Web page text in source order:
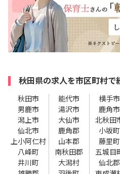
秋田県の求人を市区町村で
秋田市 能代市 横手市
男鹿市
湯沢市 鹿角市
潟上市
大仙市 北秋田
仙北市
鹿角郡 小坂町
上小阿仁村
山本郡 藤里町
八峰町
南秋田郡 五城目
井川町
大潟村 仙北郡